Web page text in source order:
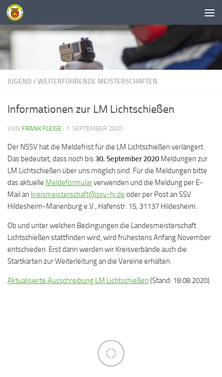
Unter dem Inhalt
JUGEND /WEITERFÜHRENDE MEISTERSCHAFTEN
Informationen zur LM Lichtschießen
VON FRANK FLEIGE · 1. SEPTEMBER 2020
Der NSSV hat die Meldefrist für die LM Lichtschießen verlängert.
Das bedeutet, dass noch bis 30. September 2020 Meldungen zur
LM Lichtschießen über uns möglich sind. Für die Meldungen bitte
das aktuelle Meldeformularverwenden und die Meldung per E-
Mail an kreismeisterschaft@ssv-hi.de oder per Post an SSV
Hildesheim-Marienburg e.V., Hafenstr. 15, 31137 Hildesheim.
Ob und unter welchen Bedingungen die Landesmeisterschaft
Lichtschießen stattfinden wird, wird frühestens Anfang November
entschieden. Erst dann werden wir Kreisverbände auch die
Startkarten zur Weiterleitung an die Vereine erhalten.
Aktualisierte Ausschreibung LM Lichtschießen (Stand: 18.08.2020)